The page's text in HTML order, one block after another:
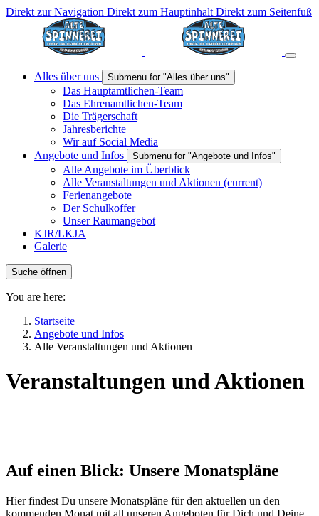
Direkt zur Navigation Direkt zum Hauptinhalt Direkt zum Seitenfuß
Alles über uns Submenu for "Alles über uns"
Das Hauptamtlichen-Team
Das Ehrenamtlichen-Team
Die Trägerschaft
Jahresberichte
Wir auf Social Media
Angebote und Infos
Submenu for "Angebote und Infos"
Alle Angebote im Überblick
Alle Veranstaltungen und Aktionen (current)
Ferienangebote
Der Schulkoffer
Unser Raumangebot
KJR/LKJA
Galerie
Suche öffnen
You are here:
Startseite
Angebote und Infos
Alle Veranstaltungen und Aktionen
Veranstaltungen und Aktionen
Auf einen Blick: Unsere Monatspläne
Hier findest Du unsere Monatspläne für den aktuellen un den
kommenden Monat mit all unseren Angeboten für Dich und Deine